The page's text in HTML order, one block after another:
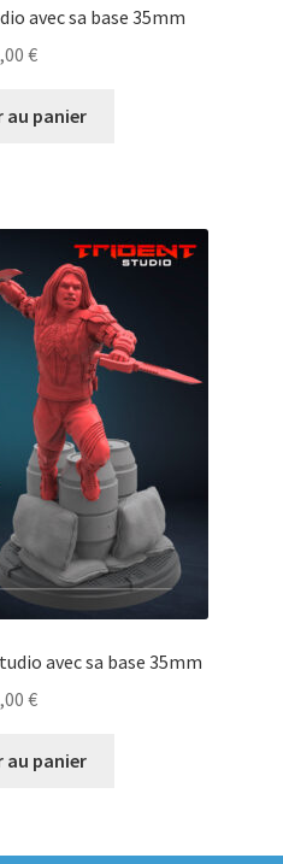
avec sa base 35mm
€
au panier
avec sa base 35mm
€
au panier